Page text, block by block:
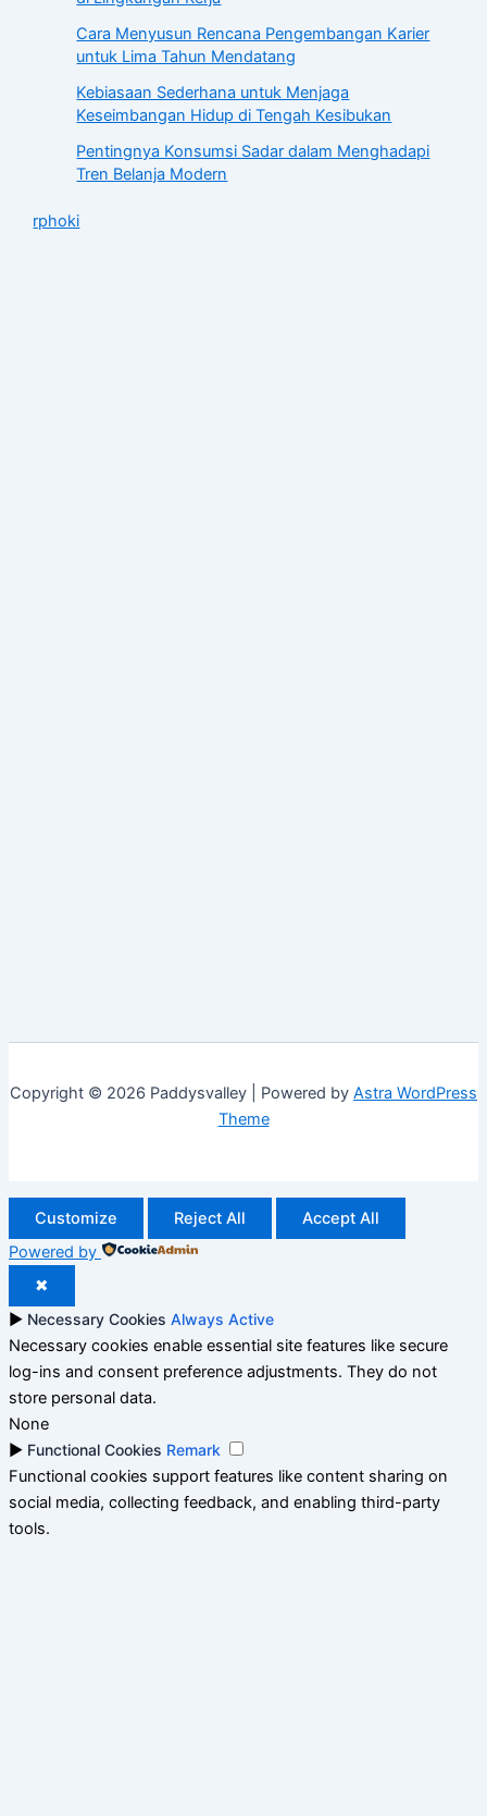
Cara Menyusun Rencana Pengembangan Karier
untuk Lima Tahun Mendatang
Kebiasaan Sederhana untuk Menjaga
Keseimbangan Hidup di Tengah Kesibukan
Pentingnya Konsumsi Sadar dalam Menghadapi
Tren Belanja Modern
rphoki
Copyright © 2026 Paddysvalley | Powered by Astra WordPress
Theme
Customize Reject All
Accept All
Powered by
✖
► Necessary Cookies Always Active
Necessary cookies enable essential site features like secure
log-ins and consent preference adjustments. They do not
store personal data.
None
► Functional Cookies Remark
Functional cookies support features like content sharing on
social media, collecting feedback, and enabling third-party
tools.